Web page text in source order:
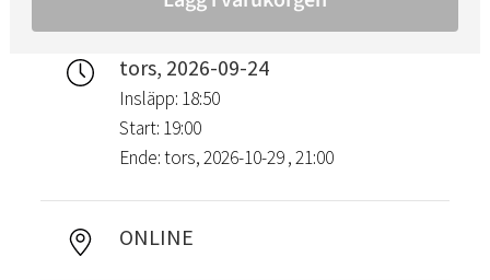
tors, 2026-09-24
Insläpp: 18:50
Start: 19:00
Ende: tors, 2026-10-29 , 21:00
ONLINE